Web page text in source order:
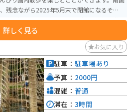
残念ながら2025年5月末で閉館になるそう
」「椿園」「見本庭園」などで、季節の花
詳しく見る
お気に入り
駐車： 駐車場あり
予算： 2000円
混雑： 普通
滞在： 3時間